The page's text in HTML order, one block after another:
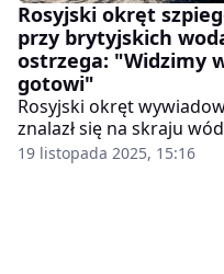
Rosyjski okręt
przy brytyjskich
ostrzega: "Widzimy
gotowi"
Rosyjski okręt
znalazł się na skraju
Brytanii, tym razem
19 listopada 2025, 15:16